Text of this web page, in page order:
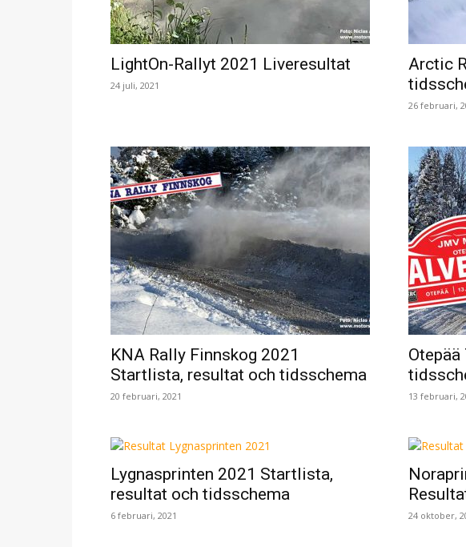
LightOn-Rallyt 2021 Liveresultat
24 juli, 2021
Arctic
26 februari,
KNA Rally Finnskog 2021
Startlista, resultat och tidsschema
20 februari, 2021 13 februari,
Lygnasprinten 2021 Startlista,
resultat och tidsschema
6 februari, 2021 24 oktober,